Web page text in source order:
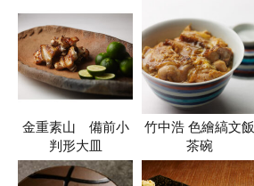
金重素山 備前小
判形大皿
竹中浩 色繪縞文飯
茶碗